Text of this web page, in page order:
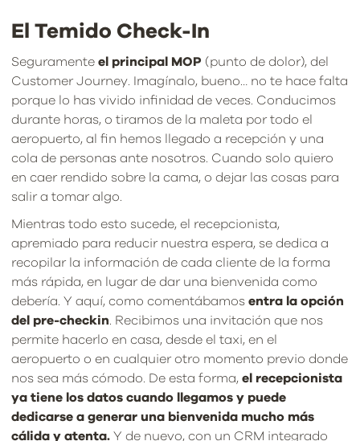
El Temido Check-In
Seguramente el principal MOP (punto de dolor), del
Customer Journey. Imagínalo, bueno… no te hace falta
porque lo has vivido infinidad de veces. Conducimos
durante horas, o tiramos de la maleta por todo el
aeropuerto, al fin hemos llegado a recepción y una
cola de personas ante nosotros. Cuando solo quiero
en caer rendido sobre la cama, o dejar las cosas para
salir a tomar algo.
Mientras todo esto sucede, el recepcionista,
apremiado para reducir nuestra espera, se dedica a
recopilar la información de cada cliente de la forma
más rápida, en lugar de dar una bienvenida como
debería. Y aquí, como comentábamos entra la opción
del pre-checkin . Recibimos una invitación que nos
permite hacerlo en casa, desde el taxi, en el
aeropuerto o en cualquier otro momento previo donde
nos sea más cómodo. De esta forma, el recepcionista
ya tiene los datos cuando llegamos y puede
dedicarse a generar una bienvenida mucho más
cálida y atenta. Y de nuevo, con un CRM integrado